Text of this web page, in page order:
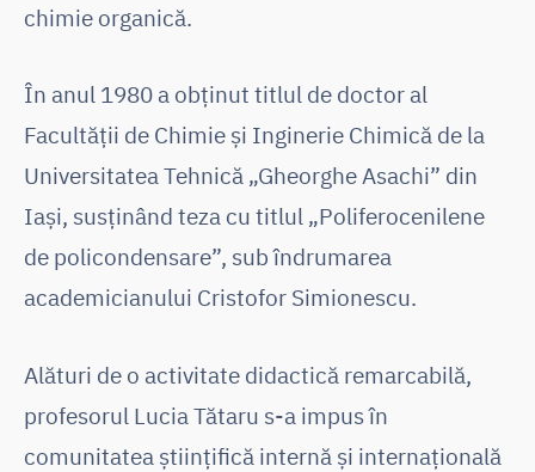
chimie organică.
În anul 1980 a obținut titlul de doctor al
Facultății de Chimie și Inginerie Chimică de la
Universitatea Tehnică „Gheorghe Asachi” din
Iași, susținând teza cu titlul „Poliferocenilene
de policondensare”, sub îndrumarea
academicianului Cristofor Simionescu.
Alături de o activitate didactică remarcabilă,
profesorul Lucia Tătaru s-a impus în
comunitatea științifică internă și internațională